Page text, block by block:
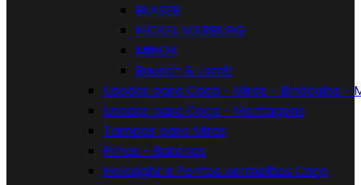
BLASER
NICKEL MARBURG
MINOX
Bausch & Lomb
Usados para Caça - Miras - Binóculos -
Usados para Caça - Montagens
Tampas para Miras
Pilhas - Baterias
Holosight e Pontos vermelhos Caça